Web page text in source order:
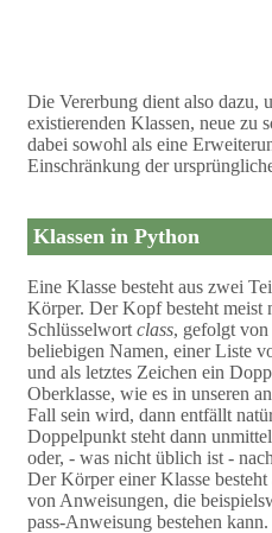
Die Vererbung dient also dazu,
existierenden Klassen, neue zu
dabei sowohl als eine
Einschränkung der
Klassen in Python
Eine Klasse besteht aus zwei
Körper. Der Kopf besteht meist
Schlüsselwort class, gefolgt von
beliebigen Namen, einer Liste
und als letztes Zeichen ein
Oberklasse, wie es in unseren
Fall sein wird, dann entfällt
Doppelpunkt steht dann
oder, - was nicht üblich ist -
Der Körper einer Klasse
von Anweisungen, die
pass-Anweisung bestehen kann.